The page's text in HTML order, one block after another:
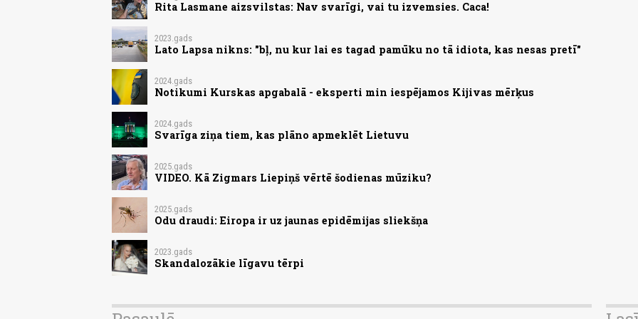
Rita Lasmane aizsvilstas: Nav svarīgi, vai tu izvemsies. Caca!
2023.gads
Lato Lapsa nikns: "bļ, nu kur lai es tagad pamūku no tā idiota, kas nesas pretī"
2024.gads
Notikumi Kurskas apgabalā - eksperti min iespējamos Kijivas mērķus
2024.gads
Svarīga ziņa tiem, kas plāno apmeklēt Lietuvu
2025.gads
VIDEO. Kā Zigmars Liepiņš vērtē šodienas mūziku?
2025.gads
Odu draudi: Eiropa ir uz jaunas epidēmijas sliekšņa
2023.gads
Skandalozākie līgavu tērpi